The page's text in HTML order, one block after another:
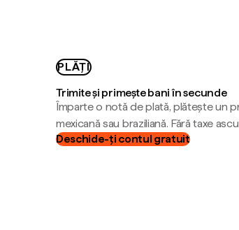
PLĂȚI
Trimite și primește bani în secunde
Împarte o notă de plată, plătește un
mexicană sau braziliană. Fără taxe
Deschide-ți contul gratuit